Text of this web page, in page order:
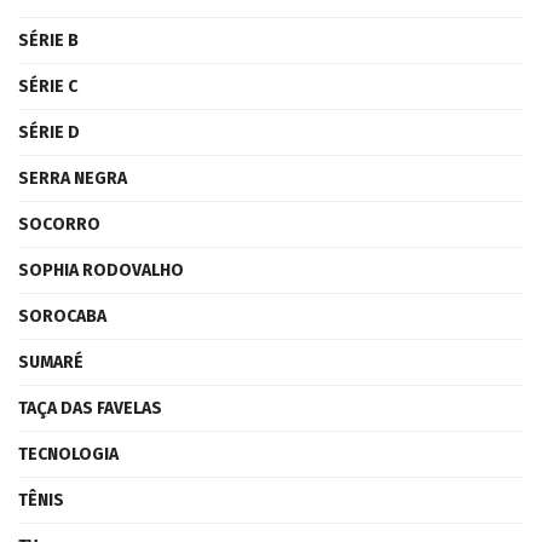
SÉRIE B
SÉRIE C
SÉRIE D
SERRA NEGRA
SOCORRO
SOPHIA RODOVALHO
SOROCABA
SUMARÉ
TAÇA DAS FAVELAS
TECNOLOGIA
TÊNIS